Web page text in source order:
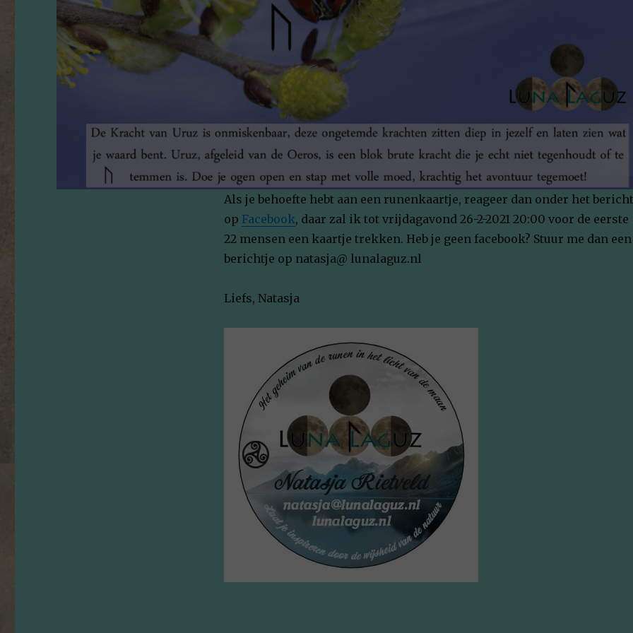
Als je behoefte hebt aan een runenkaartje, reageer dan onder het bericht
op Facebook, daar zal ik tot vrijdagavond 26-2-2021 20:00 voor de eerste
22 mensen een kaartje trekken. Heb je geen facebook? Stuur me dan een
berichtje op natasja@ lunalaguz.nl
Liefs, Natasja